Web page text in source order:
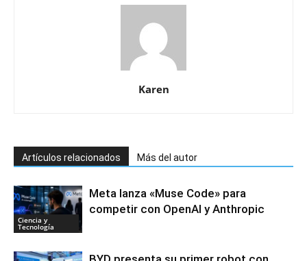
Karen
Artículos relacionados Más del autor
Ciencia y
Tecnología
Meta lanza «Muse Code» para
competir con OpenAI y Anthropic